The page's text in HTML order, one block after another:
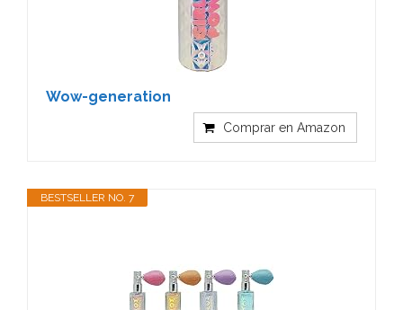
Wow-generation
Comprar en Amazon
BESTSELLER NO. 7